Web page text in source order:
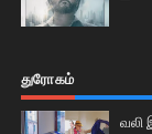
துரோகம்
வலி